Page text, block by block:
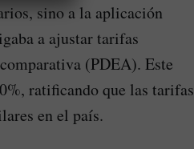
sino a la aplicación
a ajustar tarifas
(PDEA). Este
ratificando que las tarifas
en el país.